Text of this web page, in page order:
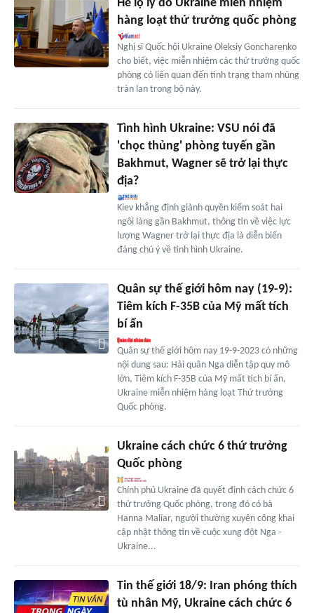
Hé lộ lý do Ukraine miễn nhiệm
hàng loạt thứ trưởng quốc phòng
Nghị sĩ Quốc hội Ukraine Oleksiy Goncharenko
cho biết, việc miễn nhiệm các thứ trưởng quốc
phòng có liên quan đến tình trạng tham nhũng
tràn lan trong bộ này.
Tình hình Ukraine: VSU nói đã
'chọc thủng' phòng tuyến gần
Bakhmut, Wagner sẽ trở lại thực
địa?
Kiev khẳng định giành quyền kiểm soát hai
ngôi làng gần Bakhmut, thông tin về việc lực
lượng Wagner trở lại thực địa là diễn biến
đáng chú ý về tình hình Ukraine.
Quân sự thế giới hôm nay (19-9):
Tiêm kích F-35B của Mỹ mất tích
bí ẩn
Quân sự thế giới hôm nay 19-9-2023 có những
nội dung sau: Hải quân Nga diễn tập quy mô
lớn, Tiêm kích F-35B của Mỹ mất tích bí ẩn,
Ukraine miễn nhiệm hàng loạt Thứ trưởng
Quốc phòng.
Ukraine cách chức 6 thứ trưởng
Quốc phòng
Chính phủ Ukraine đã quyết định cách chức 6
thứ trưởng Quốc phòng, trong đó có bà
Hanna Maliar, người thường xuyên công khai
cập nhật thông tin về cuộc xung đột Nga -
Ukraine...
Tin thế giới 18/9: Iran phóng thích
tù nhân Mỹ, Ukraine cách chức 6